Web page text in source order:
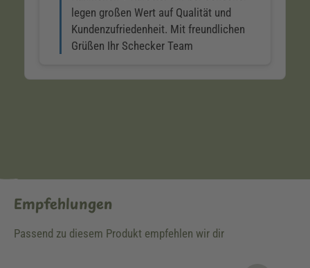
Empfehlungen
Passend zu diesem Produkt empfehlen wir dir